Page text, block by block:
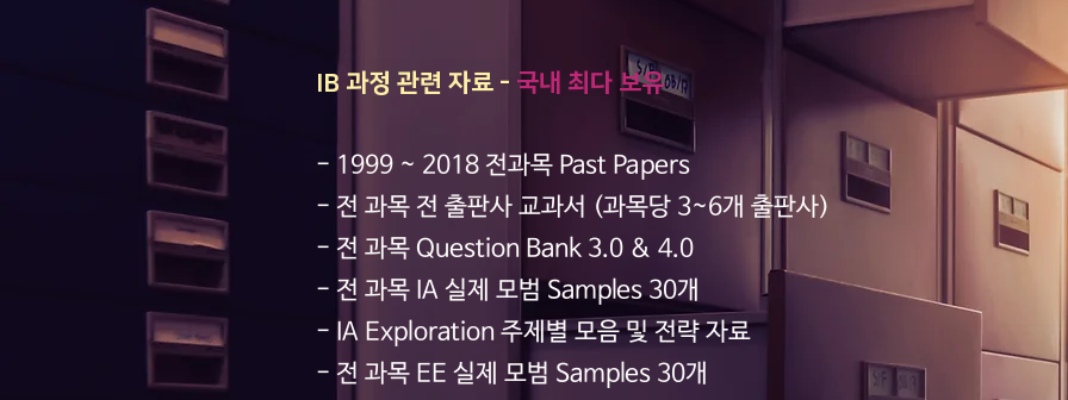
IB 과정 관련 자료 - 국내 최다 보유
- 1999 ~ 2018 전과목 Past Papers
- 전 과목 전 출판사 교과서 (과목당 3~6개 출판사)
- 전 과목 Question Bank 3.0 & 4.0
- 전 과목 IA 실제 모범 Samples 30개
- IA Exploration 주제별 모음 및 전략 자료
- 전 과목 EE 실제 모범 Samples 30개